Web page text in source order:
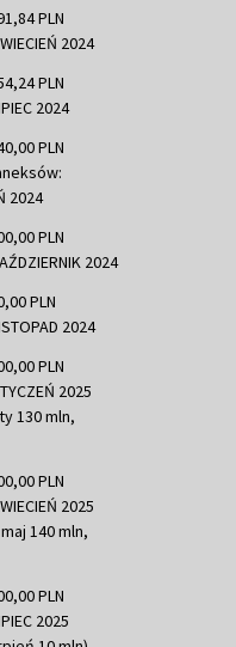
PLN
2024
PLN
2024
PLN
2024
PLN
2024
PLN
2024
PLN
2025
130 mln,
PLN
2025
140 mln,
PLN
2025